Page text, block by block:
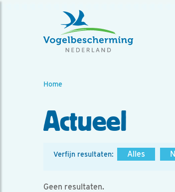
Home
Actueel
Verfijn resultaten: Alles
Geen resultaten.